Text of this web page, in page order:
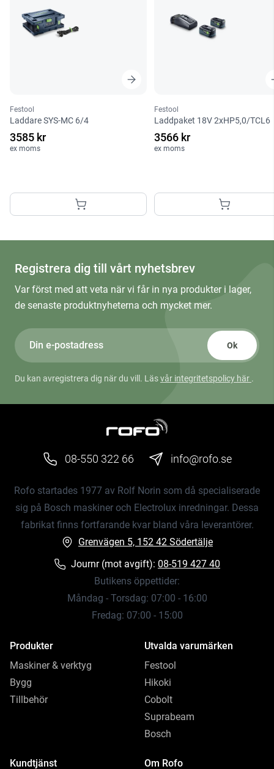
Festool
Laddare SYS-MC 6/4
3585 kr
ex moms
Festool
Laddpaket 18V 2xHP5,0/TCL6
3566 kr
ex moms
Registrera dig till vårt nyhetsbrev
Var först med att veta när vi får in nya produkter i lager,
de senaste produktnyheterna och mycket mer.
Ok
Du kan avregistrera dig när du vill. Läsvår integritetspolicy här .
08-550 322 66 info@rofo.se
Rofo startades 1977 av Rolf Norin som då specialiserade
sig på Bosch maskiner och Electrolux inredningar. Dessa
fabrikat finns fortfarande kvar bland våra leverantörer.
Grenvägen 5, 152 42 Södertälje
Journr (mot avgift): 08-519 427 40
Butikens öppettider:
Måndag - Torsdag: 07:00 - 16:00
Fredag: 07:00 - 15:00
Produkter
Maskiner & verktyg
Bygg
Tillbehör
Utvalda varumärken
Festool
Hikoki
Cobolt
Suprabeam
Bosch
Kundtjänst Om Rofo